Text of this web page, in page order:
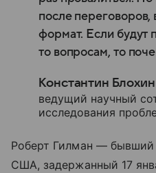
после переговоров,
формат. Если будут
то вопросам, то
Константин Блохин
ведущий научный
исследования
Роберт Гилман — бывший
США, задержанный 17